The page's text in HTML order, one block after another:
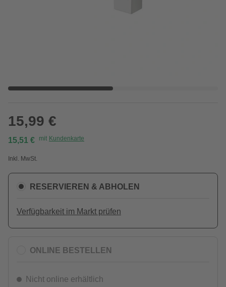
15,99 €
15,51 € mit Kundenkarte
Inkl. MwSt.
RESERVIEREN & ABHOLEN
Verfügbarkeit im Markt prüfen
ONLINE BESTELLEN
Nicht online erhältlich